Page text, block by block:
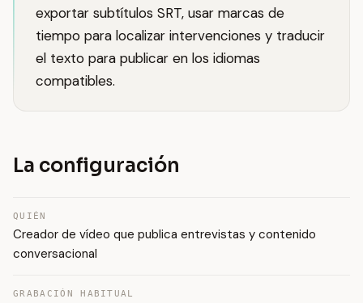
exportar subtítulos SRT, usar marcas de
tiempo para localizar intervenciones y traducir
el texto para publicar en los idiomas
compatibles.
La configuración
QUIÉN
Creador de vídeo que publica entrevistas y contenido
conversacional
GRABACIÓN HABITUAL